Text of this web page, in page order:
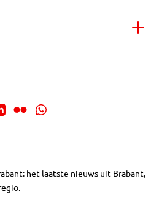
het laatste nieuws uit Brabant,